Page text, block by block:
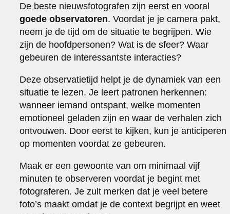
De beste nieuwsfotografen zijn eerst en vooral
goede observatoren. Voordat je je camera pakt,
neem je de tijd om de situatie te begrijpen. Wie
zijn de hoofdpersonen? Wat is de sfeer? Waar
gebeuren de interessantste interacties?
Deze observatietijd helpt je de dynamiek van een
situatie te lezen. Je leert patronen herkennen:
wanneer iemand ontspant, welke momenten
emotioneel geladen zijn en waar de verhalen zich
ontvouwen. Door eerst te kijken, kun je anticiperen
op momenten voordat ze gebeuren.
Maak er een gewoonte van om minimaal vijf
minuten te observeren voordat je begint met
fotograferen. Je zult merken dat je veel betere
foto’s maakt omdat je de context begrijpt en weet